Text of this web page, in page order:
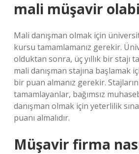
mali müşavir
Mali danışman olmak için
kursu tamamlamanız gerekir.
olduktan sonra, üç yıllık bir stajı
mali danışman stajına başlamak
bir puan almanız gerekir.
tamamlayanlar, bağımsız
danışman olmak için yeterlilik
puanı almalıdır.
Müşavir firma